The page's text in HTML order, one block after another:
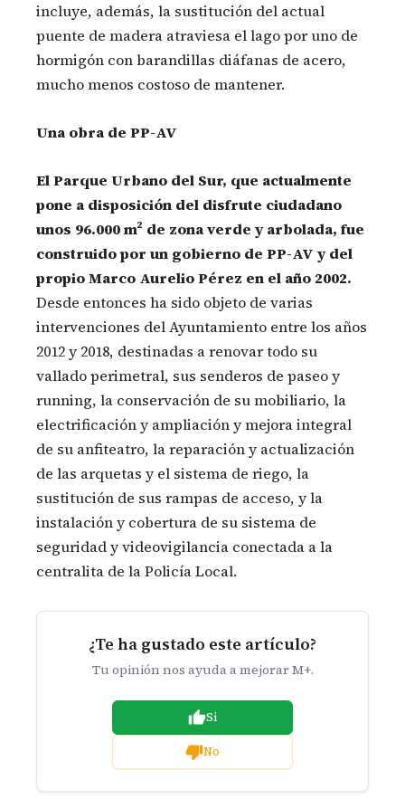
incluye, además, la sustitución del actual
puente de madera atraviesa el lago por uno de
hormigón con barandillas diáfanas de acero,
mucho menos costoso de mantener.
Una obra de PP-AV
El Parque Urbano del Sur, que actualmente
pone a disposición del disfrute ciudadano
unos 96.000 m² de zona verde y arbolada, fue
construido por un gobierno de PP-AV y del
propio Marco Aurelio Pérez en el año 2002.
Desde entonces ha sido objeto de varias
intervenciones del Ayuntamiento entre los años
2012 y 2018, destinadas a renovar todo su
vallado perimetral, sus senderos de paseo y
running, la conservación de su mobiliario, la
electrificación y ampliación y mejora integral
de su anfiteatro, la reparación y actualización
de las arquetas y el sistema de riego, la
sustitución de sus rampas de acceso, y la
instalación y cobertura de su sistema de
seguridad y videovigilancia conectada a la
centralita de la Policía Local.
¿Te ha gustado este artículo?
Tu opinión nos ayuda a mejorar M+.
Si
No